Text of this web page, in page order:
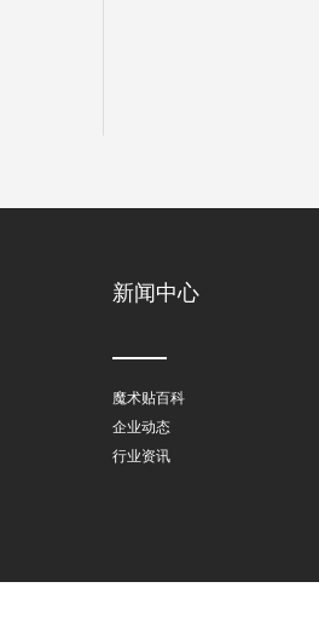
新闻中心
魔术贴百科
企业动态
行业资讯